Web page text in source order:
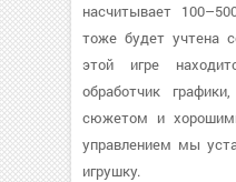
насчитывает
тоже будет учтена
этой игре
обработчик
сюжетом и
управлением мы
игрушку.